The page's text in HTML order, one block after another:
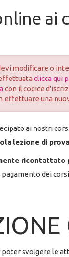
ai
modificare o
clicca qui
con il codice
effettuare una
ai nostri
lezione di
ricontattato
pagamento dei
poter svolgere le